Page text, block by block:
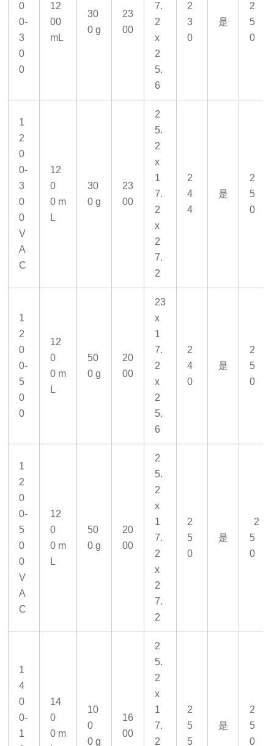
0
0-
3
0
0
12
00
mL
30
0 g
23
00
7.
2
x
2
5.
6
2
3
0
是
2
5
0
1
2
0
0-
3
0
0
V
A
C
12
0
0 m
L
30
0 g
23
00
2
5.
2
x
1
7.
2
x
2
7.
2
2
4
4
是
2
5
0
1
2
0
0-
5
0
0
12
0
0 m
L
50
0 g
20
00
23
x
1
7.
2
x
2
5.
6
2
4
0
是
2
5
0
1
2
0
0-
5
0
0
V
A
C
12
0
0 m
L
50
0 g
20
00
2
5.
2
x
1
7.
2
x
2
7.
2
2
5
0
是
2
5
0
1
4
0
0-
1
14
0
0 m
10
0
0 g
16
00
2
5.
2
x
1
7.
2
2
5
5
是
2
5
0